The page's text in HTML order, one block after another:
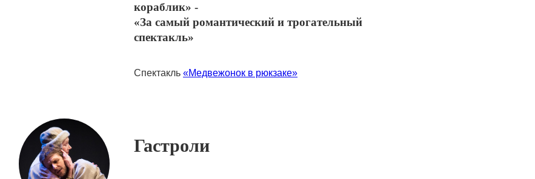
кораблик» -
«За самый романтический и трогательный
спектакль»
Спектакль «Медвежонок в рюкзаке»
Гастроли